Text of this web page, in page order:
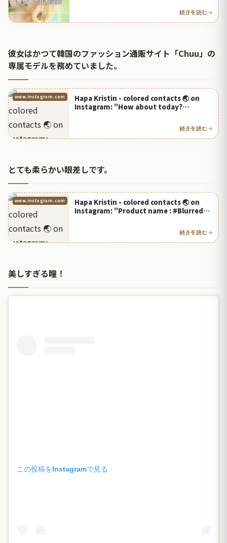
続きを読む
彼女はかつて韓国のファッション通販サイト「Chuu」の
専属モデルを務めていました。
www.instagram.com
Hapa Kristin - colored contacts 🌏 on
Instagram: "How about today?
続きを読む
とても柔らかい眼差しです。
www.instagram.com
Hapa Kristin - colored contacts 🌏 on
Instagram: "Product name : #Blurred
続きを読む
美しすぎる瞳！
この投稿をInstagramで見る